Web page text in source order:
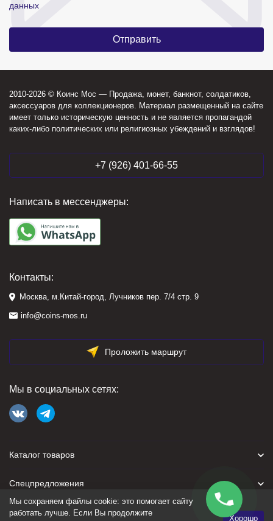
данных
2010-2026 © Коинс Мос — Продажа, монет, банкнот, солдатиков,
аксессуаров для коллекционеров. Материал размещенный на сайте
имеет только историческую ценность и не является пропагандой
каких-либо политических или религиозных убеждений и взглядов!
+7 (926) 401-66-55
Написать в мессенджеры:
Контакты:
Москва, м.Китай-город, Лучников пер. 7/4 стр. 9
info@coins-mos.ru
Проложить маршрут
Мы в социальных сетях:
Каталог товаров
Спецпредложения
Для покупателя
Мы сохраняем файлы cookie: это помогает сайту
работать лучше. Если Вы продолжите
Хорошо